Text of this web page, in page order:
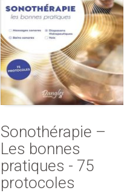
Sonothérapie –
Les bonnes
pratiques - 75
protocoles